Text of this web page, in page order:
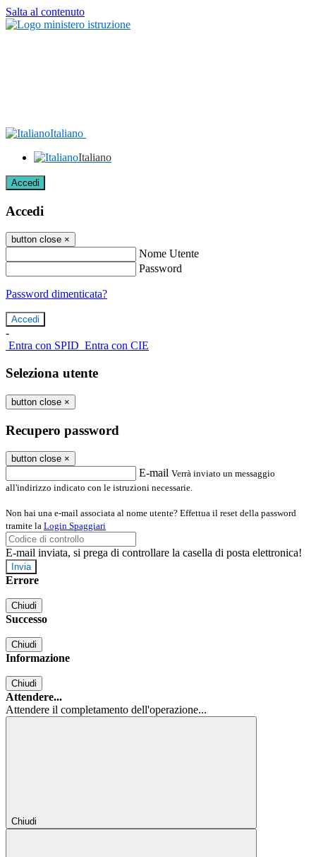
Salta al contenuto
Italiano
Italiano
Accedi
Accedi
button close ×
Nome Utente
Password
Password dimenticata?
-
Entra con SPID Entra con CIE
Seleziona utente
button close ×
Recupero password
button close ×
E-mail Verrà inviato un messaggio
all'indirizzo indicato con le istruzioni necessarie.
Non hai una e-mail associata al nome utente? Effettua il reset della password
tramite la Login Spaggiari
E-mail inviata, si prega di controllare la casella di posta elettronica!
Errore
Chiudi
Successo
Chiudi
Informazione
Chiudi
Attendere...
Attendere il completamento dell'operazione...
Chiudi